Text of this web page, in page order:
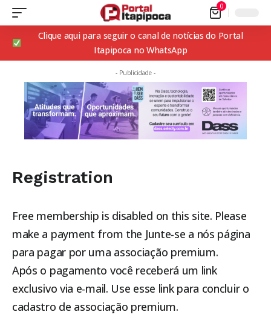
0
Clique aqui para seguir o canal de notícias do Portal
Itapipoca no WhatsApp
- Publicidade -
Registration
Free membership is disabled on this site. Please
make a payment from the Junte-se a nós página
para pagar por uma associação premium.
Após o pagamento você receberá um link
exclusivo via e-mail. Use esse link para concluir o
cadastro de associação premium.